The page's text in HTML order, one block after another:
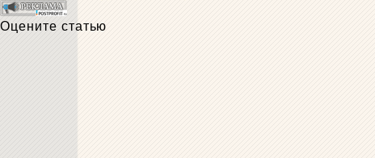
Оцените статью